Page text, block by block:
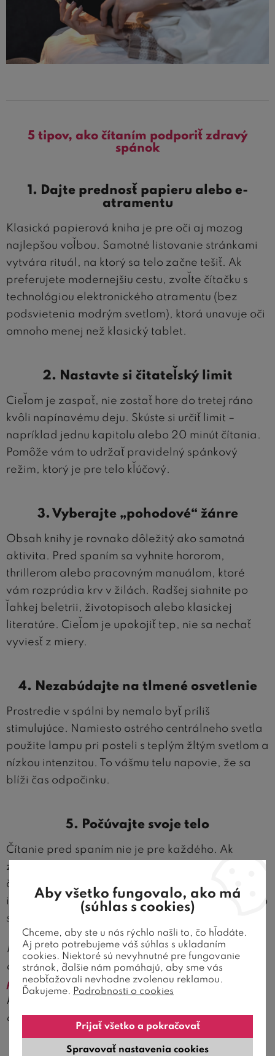
5 tipov, ako čítaním podporiť zdravý
spánok
1. Dajte prednosť papieru alebo e-
atramentu
Klasická papierová kniha je pre oči aj mozog
najlepšou voľbou. Samotné listovanie stránkami
vytvára rituál, na ktorý sa telo začne tešiť. Ak
preferujete modernejšiu cestu, zvoľte čítačku s
technológiou elektronického atramentu (bez
podsvietenia modrým svetlom), ktorá unavuje oči
omnoho menej než klasický tablet.
2. Nastavte si čitateľský limit
Cieľom je zaspať, nie zostať hore do tretej ráno
kvôli napínavému deju. Skúste si určiť limit –
napríklad jednu kapitolu alebo 20 minút čítania.
Pomôže vám to udržať pravidelný spánkový
režim, ktorý je pre telo kľúčový.
3. Vyberajte „pohodové“ žánre
Obsah knihy je rovnako dôležitý ako samotná
aktivita. Pred spaním sa vyhnite hororom,
thrillerom alebo pracovným manuálom, ktoré
vám rozprúdia krv v žilách. Radšej siahnite po
ľahkej beletrii, životopisoch alebo klasickej
literatúre. Cieľom je upokojiť tep, nie sa nechať
vyviesť z miery.
4. Nezabúdajte na tlmené osvetlenie
Prostredie v spálni by nemalo byť príliš
stimulujúce. Namiesto ostrého centrálneho svetla
použite lampu pri posteli s teplým žltým svetlom a
nízkou intenzitou. To vášmu telu napovie, že sa
blíži čas odpočinku.
5. Počúvajte svoje telo
Čítanie pred spaním nie je pre každého. Ak
zistíte, že vás kniha skôr rozrušuje alebo že sa do
čítania musíte nútiť, netlačte na pílu. Každý sme
iný a dôležité je nájsť si takú rutinu, po ktorej sa vo
svojej posteli cítite maximálne uvoľnene.
Hľadáte to pravé miesto pre svoje večerné
čítanie? Prezrite si našu ponuku kvalitných
pohodlných postelíazdravotných matracov
ktorých si môžete s knihou v ruke príjemne
oddýchnuť.
Aby všetko fungovalo, ako má
(súhlas s cookies)
Chceme, aby ste u nás rýchlo našli to, čo hľadáte.
Aj preto potrebujeme váš súhlas s ukladaním
cookies. Niektoré sú nevyhnutné pre fungovanie
stránok, ďalšie nám pomáhajú, aby sme vás
neobťažovali nevhodne zvolenou reklamou.
Ďakujeme. Podrobnosti o cookies
Spravovať nastavenia cookies
Prijať všetko a pokračovať